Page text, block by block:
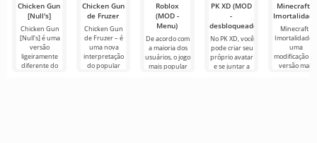
Chicken Gun
[Null's]
Chicken Gun
[Null's] é uma
versão
ligeiramente
diferente do
Chicken Gun
de Fruzer
Chicken Gun
de Fruzer – é
uma nova
interpretação
do popular
Roblox
(MOD -
Menu)
De acordo com
a maioria dos
usuários, o jogo
mais popular
PK XD (MOD
-
desbloqueado)
No PK XD, você
pode criar seu
próprio avatar
e se juntar a
Minecraft -
Imortalidade
Minecraft -
Imortalidade é
uma
modificação
versão mais